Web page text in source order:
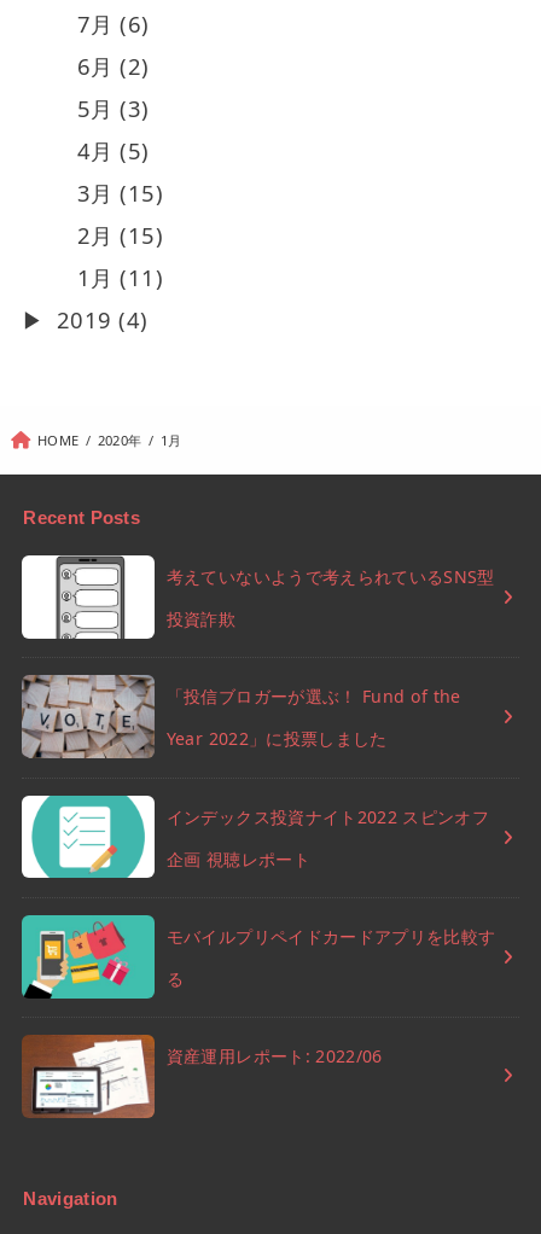
7月 (6)
6月 (2)
5月 (3)
4月 (5)
3月 (15)
2月 (15)
1月 (11)
2019 (4)
HOME 2020年 1月
Recent Posts
考えていないようで考えられているSNS型
投資詐欺
「投信ブロガーが選ぶ！ Fund of the
Year 2022」に投票しました
インデックス投資ナイト2022 スピンオフ
企画 視聴レポート
モバイルプリペイドカードアプリを比較す
る
資産運用レポート: 2022/06
Navigation